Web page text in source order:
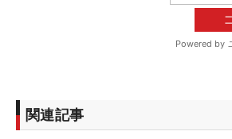
関連記事